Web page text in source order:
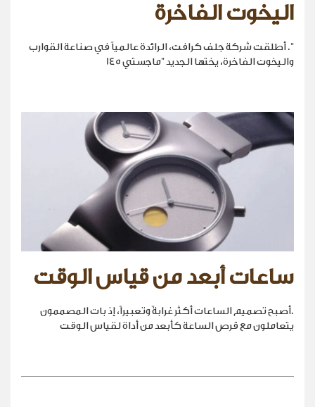
اليخوت الفاخرة
". أطلقت شركة جلف كرافت، الرائدة عالمياً في صناعة القوارب
واليخوت الفاخرة، يختها الجديد "ماجستي 145
ساعات أبعد من قياس الوقت
.أصبح تصميم الساعات أكثر غرابةً وتعبيراً، إذ بات المصممون
يتعاملون مع قرص الساعة كأبعد من أداة لقياس الوقت